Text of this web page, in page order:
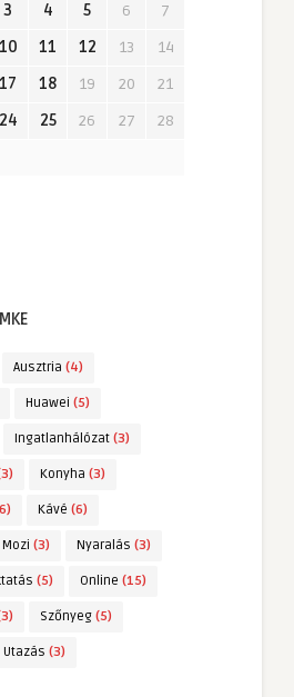
3 4 5 6
7
10 11 12 13
14
17 18 19 20
21
24 25 26 27
28
Ausztria (4)
Huawei (5)
Ingatlanhálózat (3)
Konyha (3)
Kávé (6)
Mozi (3) Nyaralás (3)
(5) Online (15)
Szőnyeg (5)
Utazás (3)